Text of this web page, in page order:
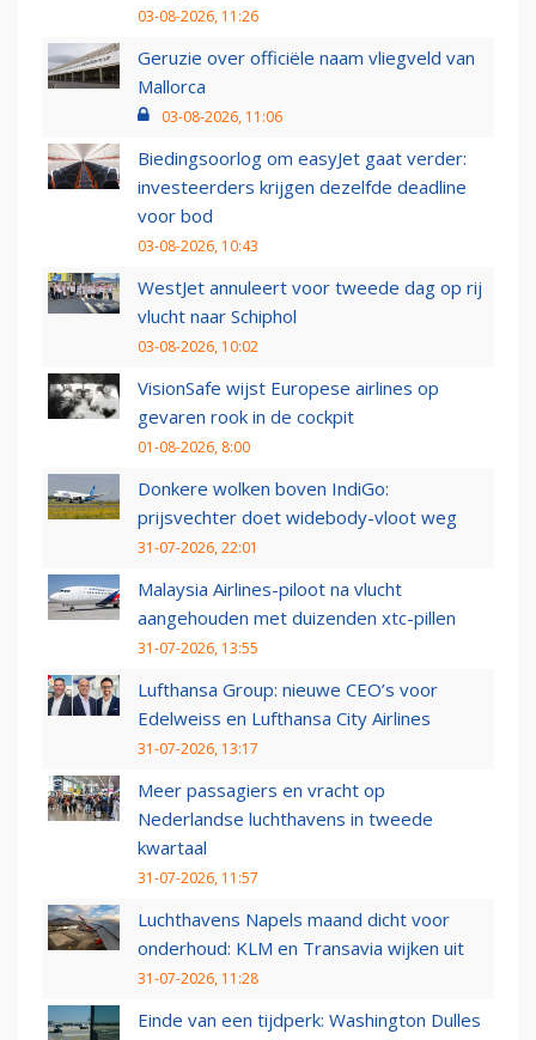
03-08-2026, 11:26
Geruzie over officiële naam vliegveld van
Mallorca
03-08-2026, 11:06
Biedingsoorlog om easyJet gaat verder:
investeerders krijgen dezelfde deadline
voor bod
03-08-2026, 10:43
WestJet annuleert voor tweede dag op rij
vlucht naar Schiphol
03-08-2026, 10:02
VisionSafe wijst Europese airlines op
gevaren rook in de cockpit
01-08-2026, 8:00
Donkere wolken boven IndiGo:
prijsvechter doet widebody-vloot weg
31-07-2026, 22:01
Malaysia Airlines-piloot na vlucht
aangehouden met duizenden xtc-pillen
31-07-2026, 13:55
Lufthansa Group: nieuwe CEO’s voor
Edelweiss en Lufthansa City Airlines
31-07-2026, 13:17
Meer passagiers en vracht op
Nederlandse luchthavens in tweede
kwartaal
31-07-2026, 11:57
Luchthavens Napels maand dicht voor
onderhoud: KLM en Transavia wijken uit
31-07-2026, 11:28
Einde van een tijdperk: Washington Dulles